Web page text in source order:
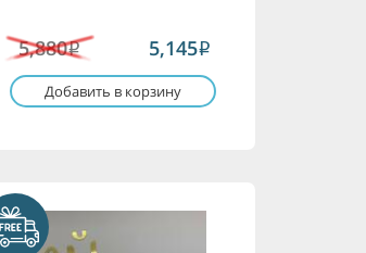
5,880i 5,145i
Добавить в корзину